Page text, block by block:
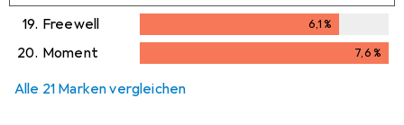
19. Freewell 6,1%
20. Moment 7,6%
Alle 21 Marken vergleichen